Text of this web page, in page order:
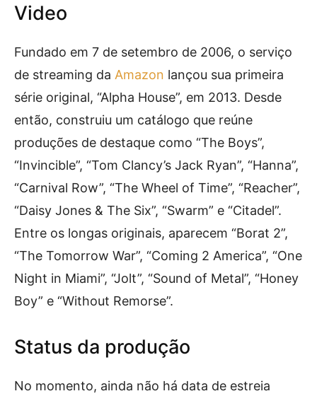
Video
Fundado em 7 de setembro de 2006, o serviço
de streaming da Amazon lançou sua primeira
série original, “Alpha House”, em 2013. Desde
então, construiu um catálogo que reúne
produções de destaque como “The Boys”,
“Invincible”, “Tom Clancy’s Jack Ryan”, “Hanna”,
“Carnival Row”, “The Wheel of Time”, “Reacher”,
“Daisy Jones & The Six”, “Swarm” e “Citadel”.
Entre os longas originais, aparecem “Borat 2”,
“The Tomorrow War”, “Coming 2 America”, “One
Night in Miami”, “Jolt”, “Sound of Metal”, “Honey
Boy” e “Without Remorse”.
Status da produção
No momento, ainda não há data de estreia